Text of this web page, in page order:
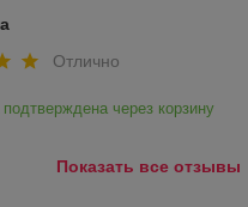
Отлично
через корзину
Показать все отзывы